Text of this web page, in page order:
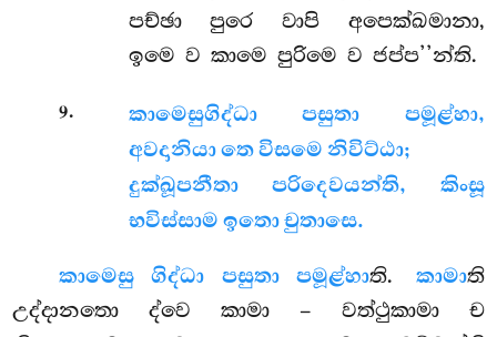
පච්ඡා පුරෙ වාපි අපෙක්ඛමානා,
ඉමෙ ව කාමෙ පුරිමෙ ව ජප්ප’’න්ති.
9. කාමෙසුගිද්ධා පසුතා පමූළ්හා,
අවදානියා තෙ විසමෙ නිවිට්ඨා;
දුක්ඛූපනීතා පරිදෙවයන්ති, කිංසූ
භවිස්සාම ඉතො චුතාසෙ.
කාමෙසු ගිද්ධා පසුතා පමූළ්හාති. කාමාති
උද්දානතො ද්වෙ කාමා – වත්ථුකාමා ච